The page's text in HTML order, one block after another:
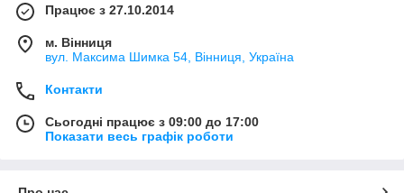
Працює з 27.10.2014
м. Вінниця
вул. Максима Шимка 54, Вінниця, Україна
Контакти
Сьогодні працює з 09:00 до 17:00
Показати весь графік роботи